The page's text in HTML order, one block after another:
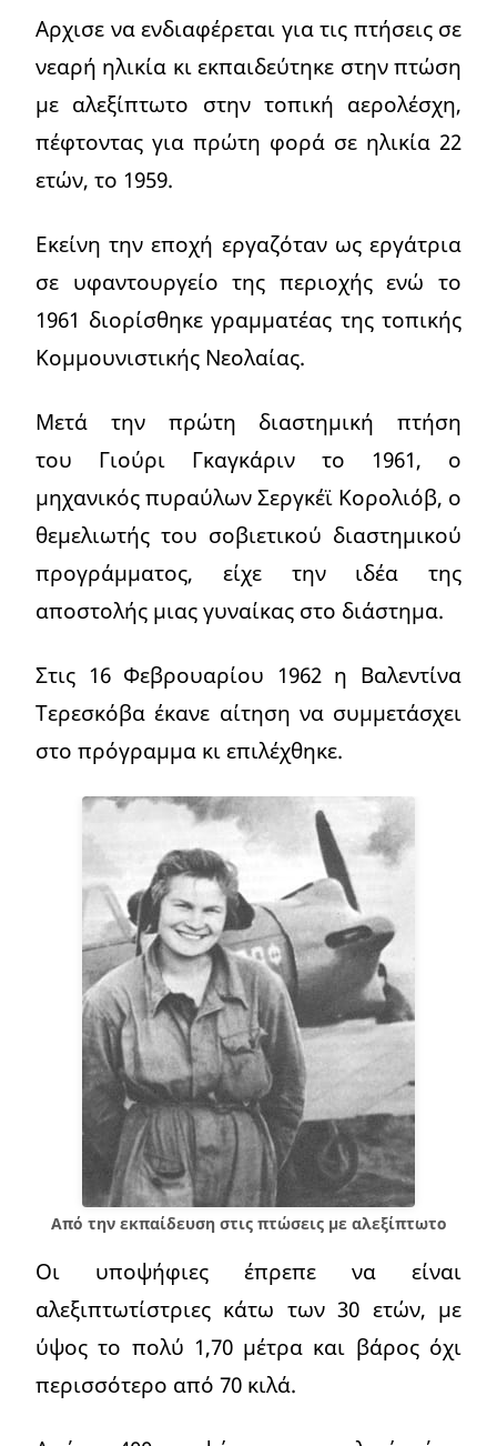
Αρχισε να ενδιαφέρεται για τις πτήσεις σε
νεαρή ηλικία κι εκπαιδεύτηκε στην πτώση
με αλεξίπτωτο στην τοπική αερολέσχη,
πέφτοντας για πρώτη φορά σε ηλικία 22
ετών, το 1959.
Εκείνη την εποχή εργαζόταν ως εργάτρια
σε υφαντουργείο της περιοχής ενώ το
1961 διορίσθηκε γραμματέας της τοπικής
Κομμουνιστικής Νεολαίας.
Μετά την πρώτη διαστημική πτήση
του Γιούρι Γκαγκάριν το 1961, ο
μηχανικός πυραύλων Σεργκέϊ Κορολιόβ, ο
θεμελιωτής του σοβιετικού διαστημικού
προγράμματος, είχε την ιδέα της
αποστολής μιας γυναίκας στο διάστημα.
Στις 16 Φεβρουαρίου 1962 η Βαλεντίνα
Τερεσκόβα έκανε αίτηση να συμμετάσχει
στο πρόγραμμα κι επιλέχθηκε.
Από την εκπαίδευση στις πτώσεις με αλεξίπτωτο
Οι υποψήφιες έπρεπε να είναι
αλεξιπτωτίστριες κάτω των 30 ετών, με
ύψος το πολύ 1,70 μέτρα και βάρος όχι
περισσότερο από 70 κιλά.